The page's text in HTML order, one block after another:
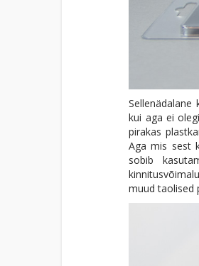
kui aga ei
pirakas
Aga mis sest
sobib
muud taolised